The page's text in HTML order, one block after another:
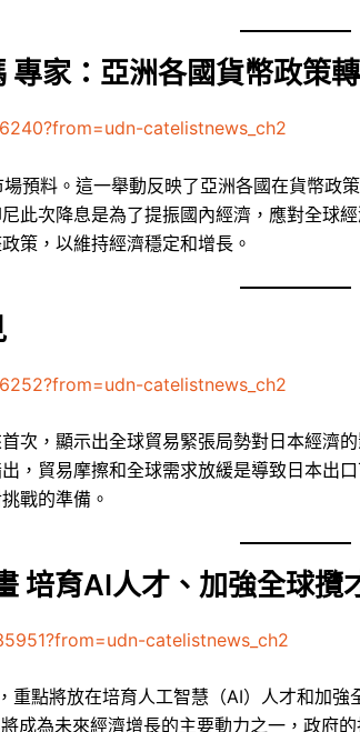
專家：亞洲各國貨幣政策
catelistnews_ch2
預料。這一舉動反映了亞洲各國在貨幣
此次降息是為了提振國內經濟，應對全球
策，以維持經濟穩定和增長。
catelistnews_ch2
次，顯示出全球貿易緊張局勢對日本經濟
，貿易摩擦和全球需求放緩是導致日本出
戰的準備。
培育AI人才、加強全球攬
catelistnews_ch2
重點將放在培育人工智慧（AI）人才和加
成為未來經濟增長的主要動力之一，政府